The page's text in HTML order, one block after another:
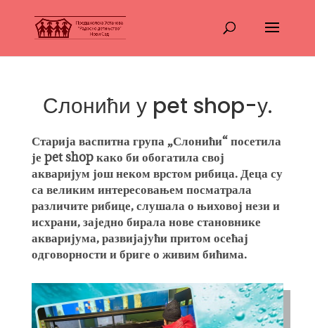
Слонићи у pet shop-у.
Старија васпитна група „Слонићи“ посетила
је pet shop како би обогатила свој
акваријум још неком врстом рибица. Деца су
са великим интересовањем посматрала
различите рибице, слушала о њиховој нези и
исхрани, заједно бирала нове становнике
акваријума, развијајући притом осећај
одговорности и бриге о живим бићима.